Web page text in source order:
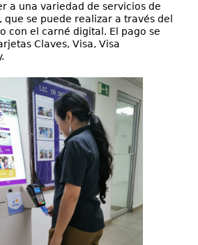
a una variedad de servicios de
se puede realizar a través del
con el carné digital. El pago se
Claves, Visa, Visa